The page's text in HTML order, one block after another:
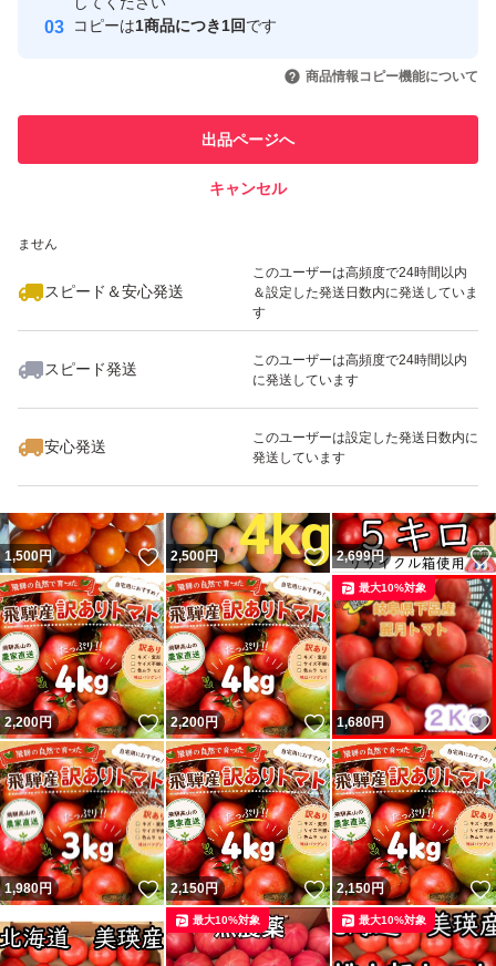
実に青っぽさが残るものは、常温において保存すると追熟
じまり、完熟すると糖度が増すだけでなくリコピンなどの
栄養価も高まるので、赤く熟してから食べる方が断然お得
す。
②色味、サイズなどの指定は訳あり品は出来ません。
#産地直送
#トマト
#中玉
#大玉
引を完了させた実績があります
での取引実績があります
ません
スピード＆安心発送
このユーザーは高頻度で24時間以内
＆設定した発送日数内に発送していま
す
スピード発送
このユーザーは高頻度で24時間以内
に発送しています
安心発送
このユーザーは設定した発送日数内に
発送しています
コピーは1商品につき1回です
商品情報コピー機能について
出品ページへ
キャンセル
いいね！
3,900
1,500円 いいね！
2,500円 いいね！
2,699円
2,200円 いいね！
2,200円 いいね！
1,680円
最大10%対象
1,980円 いいね！
2,150円 いいね！
2,150円
最大10%対象 最大10%対象